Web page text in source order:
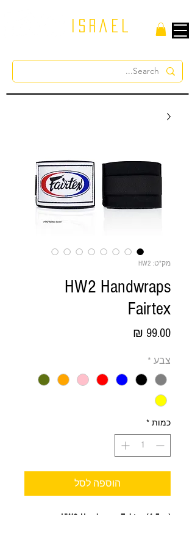
israel
מק"ט: HW2
HW2 Handwraps
Fairtex
צבע *
כמות *
הוספה לסל
HW2 Handwraps Fairtex (4,5 m).